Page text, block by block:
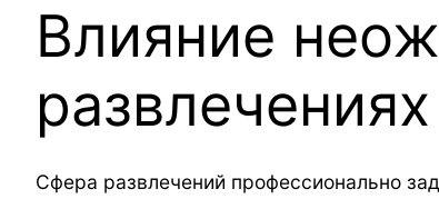
Влияние
Сфера развлечений профессионально